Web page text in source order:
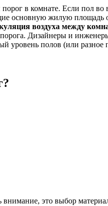
в комнате. Если пол
основную жилую площадь
воздуха между
Дизайнеры и
уровень полов (или разное
это выбор